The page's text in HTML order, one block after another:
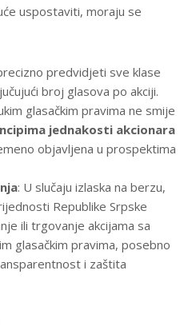
uspostaviti, moraju se
predvidjeti sve klase
broj glasova po akciji.
glasačkim pravima ne smije
jednakosti akcionara
objavljena u prospektima
: U slučaju izlaska na berzu,
Republike Srpske
ili trgovanje akcijama sa
glasačkim pravima, posebno
i zaštita